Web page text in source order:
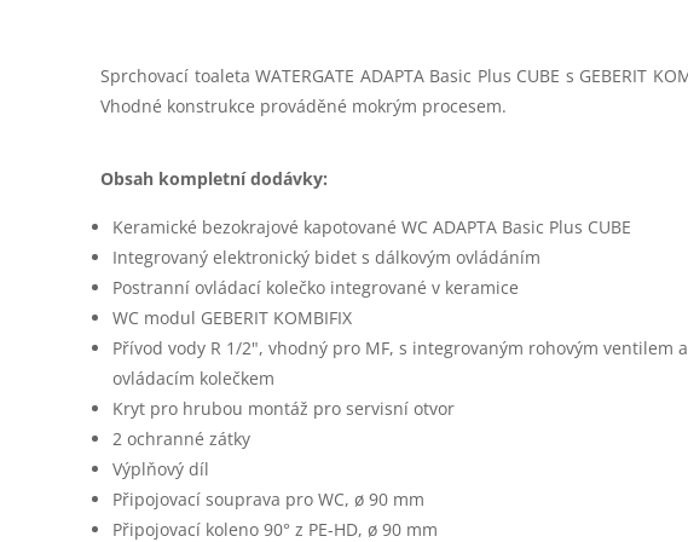
Sprchovací toaleta WATERGATE ADAPTA Basic Plus CUBE s
Vhodné konstrukce prováděné mokrým procesem.
Obsah kompletní dodávky:
Keramické bezokrajové kapotované WC ADAPTA Basic Plus CUBE
Integrovaný elektronický bidet s dálkovým ovládáním
Postranní ovládací kolečko integrované v keramice
WC modul GEBERIT KOMBIFIX
Přívod vody R 1/2", vhodný pro MF, s integrovaným rohovým ventilem
ovládacím kolečkem
Kryt pro hrubou montáž pro servisní otvor
2 ochranné zátky
Výplňový díl
Připojovací souprava pro WC, ø 90 mm
Připojovací koleno 90° z PE-HD, ø 90 mm